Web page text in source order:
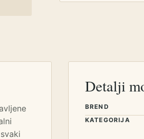
Detalji
BREND
KATEGORIJA